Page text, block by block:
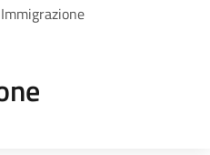
Immigrazione